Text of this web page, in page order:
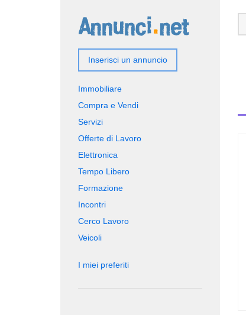
Inserisci un annuncio
Immobiliare
Compra e Vendi
Servizi
Offerte di Lavoro
Elettronica
Tempo Libero
Formazione
Incontri
Cerco Lavoro
Veicoli
I miei preferiti